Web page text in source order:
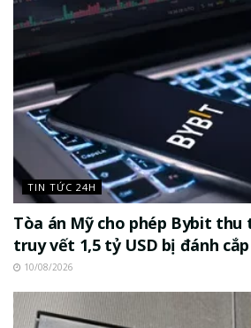
TIN TỨC 24H
Tòa án Mỹ cho phép Bybit
truy vết 1,5 tỷ USD bị đánh cắp
10/08/2026